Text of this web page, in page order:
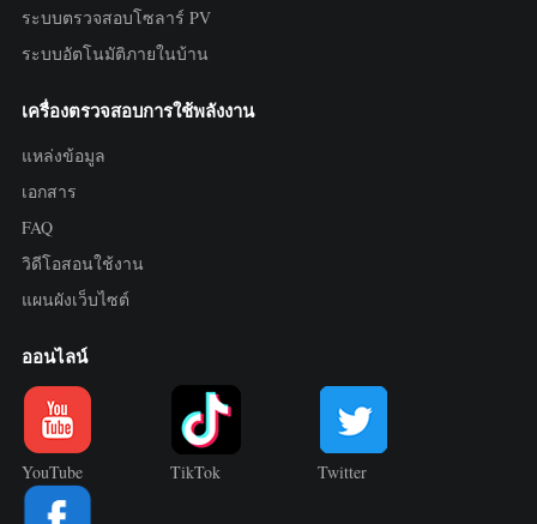
ระบบตรวจสอบโซลาร์ PV
ระบบอัตโนมัติภายในบ้าน
เครื่องตรวจสอบการใช้พลังงาน
แหล่งข้อมูล
เอกสาร
FAQ
วิดีโอสอนใช้งาน
แผนผังเว็บไซต์
ออนไลน์
YouTube TikTok Twitter